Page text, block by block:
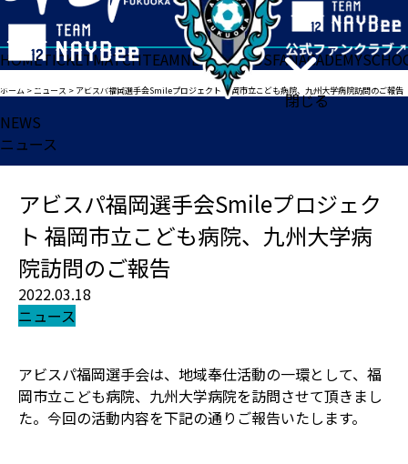
閉じる
HOMETICKETMATCHTEAMNEWSGOODSFANACADEMY
ホーム >ニュース > アビスパ福岡選手会Smileプロジェクト 福岡市立こども病院、九州大学病院訪問のご報告
NEWS
ニュース
アビスパ福岡選手会Smileプロジェク
ト 福岡市立こども病院、九州大学病
院訪問のご報告
2022.03.18
ニュース
アビスパ福岡選手会は、地域奉仕活動の一環として、福
岡市立こども病院、九州大学病院を訪問させて頂きまし
た。今回の活動内容を下記の通りご報告いたします。